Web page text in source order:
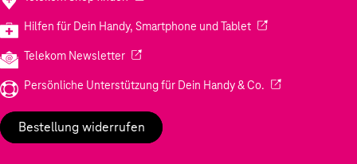
Hilfen für Dein Handy, Smartphone und Tablet(Wird in einem
Telekom Newsletter(Wird in einem neuen Tab geöffnet)
Persönliche Unterstützung für Dein Handy & Co. (Wird in einem
Bestellung widerrufen